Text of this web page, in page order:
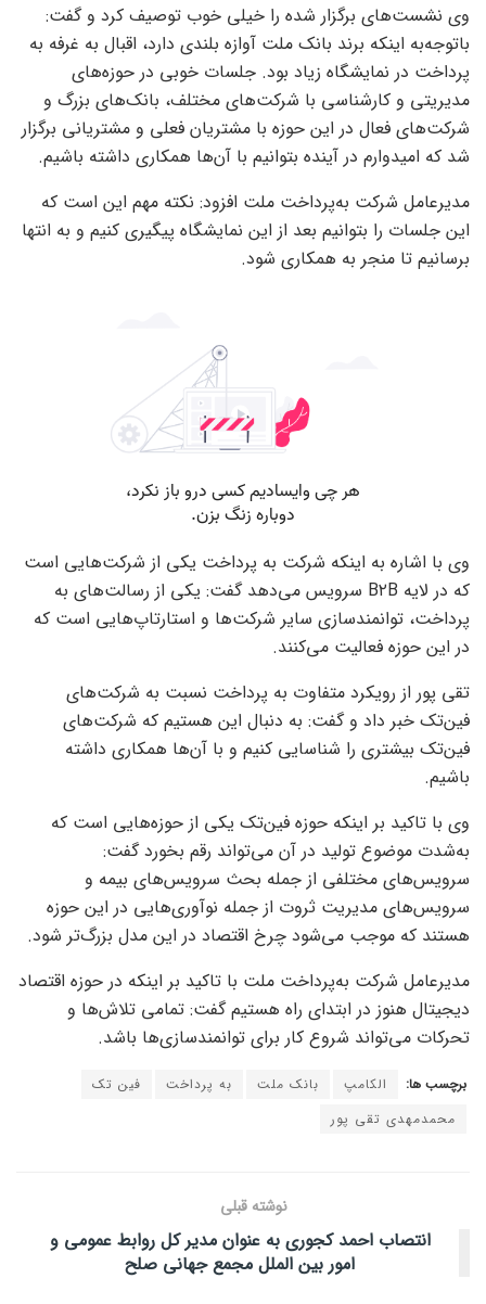
وی نشست‌های برگزار شده را خیلی خوب توصیف کرد و گفت:
باتوجه‌به اینکه برند بانک ملت آوازه بلندی دارد، اقبال به غرفه به
پرداخت در نمایشگاه زیاد بود. جلسات خوبی در حوزه‌های
مدیریتی و کارشناسی با شرکت‌های مختلف، بانک‌های بزرگ و
شرکت‌های فعال در این حوزه با مشتریان فعلی و مشتریانی برگزار
شد که امیدوارم در آینده بتوانیم با آن‌ها همکاری داشته باشیم.
مدیرعامل شرکت به‌پرداخت ملت افزود: نکته مهم این است که
این جلسات را بتوانیم بعد از این نمایشگاه پیگیری کنیم و به انتها
برسانیم تا منجر به همکاری شود.
وی با اشاره به اینکه شرکت به پرداخت یکی از شرکت‌هایی است
که در لایه B۲B سرویس می‌دهد گفت: یکی از رسالت‌های به
پرداخت، توانمندسازی سایر شرکت‌ها و استارتاپ‌هایی است که
در این حوزه فعالیت می‌کنند.
تقی پور از رویکرد متفاوت به پرداخت نسبت به شرکت‌های
فین‌تک خبر داد و گفت: به دنبال این هستیم که شرکت‌های
فین‌تک بیشتری را شناسایی کنیم و با آن‌ها همکاری داشته
باشیم.
وی با تاکید بر اینکه حوزه فین‌تک یکی از حوزه‌هایی است که
به‌شدت موضوع تولید در آن می‌تواند رقم بخورد گفت:
سرویس‌های مختلفی از جمله بحث سرویس‌های بیمه و
سرویس‌های مدیریت ثروت از جمله نوآوری‌هایی در این حوزه
هستند که موجب می‌شود چرخ اقتصاد در این مدل بزرگ‌تر شود.
مدیرعامل شرکت به‌پرداخت ملت با تاکید بر اینکه در حوزه اقتصاد
دیجیتال هنوز در ابتدای راه هستیم گفت: تمامی تلاش‌ها و
تحرکات می‌تواند شروع کار برای توانمندسازی‌ها باشد.
برچسب ها: الکامپ بانک ملت به پرداخت
فین تک
محمدمهدی تقی پور
نوشته قبلی
انتصاب احمد کجوری به عنوان مدیر کل روابط عمومی و
امور بین الملل مجمع جهانی صلح